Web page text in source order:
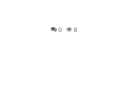
0 8